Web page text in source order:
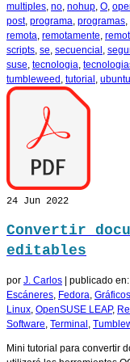
multiples, no, nohup, O,
post, programa, programas,
remota, remotamente,
scripts, se, secuencial ,
suse, tecnologia,
tumbleweed , tutorial , ubuntu
24 Jun 2022
Convertir
editables
por J. Carlos publicado en:
Escáneres, Fedora, Gráficos
Linux, OpenSUSE LEAP,
Software, Terminal ,
Mini tutorial para convertir